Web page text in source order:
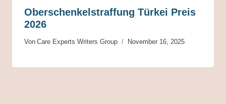
Oberschenkelstraffung Türkei Preis
2026
Von Care Experts Writers Group November 16, 2025